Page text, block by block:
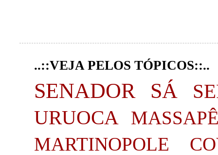
..::VEJA PELOS TÓPICOS::..
SENADOR SÁ
URUOCA
MARTINOPOLE